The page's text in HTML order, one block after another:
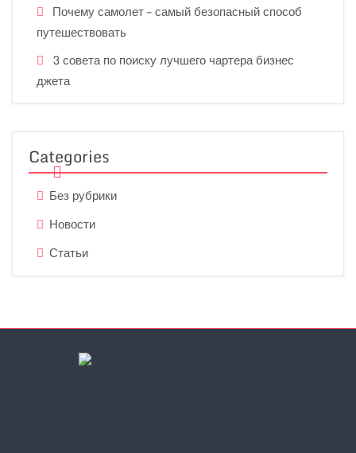
Почему самолет – самый безопасный способ
путешествовать
3 совета по поиску лучшего чартера бизнес
джета
Categories
Без рубрики
Новости
Статьи